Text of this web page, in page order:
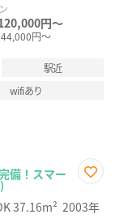
円～
円～
駅近
wifiあり
備！スマー
に入
り登
37.16m² 2003年